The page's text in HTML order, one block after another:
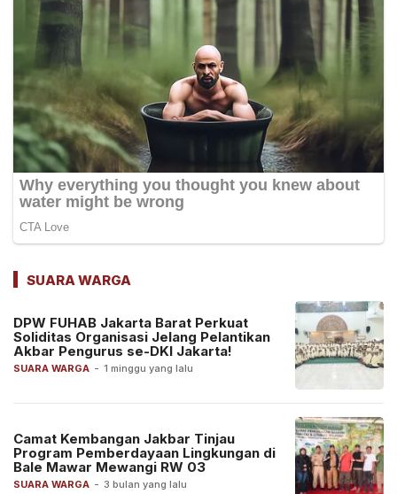
SUARA WARGA
SUARA WARGA - 1 minggu yang lalu
DPW FUHAB Jakarta Barat Perkuat
Soliditas Organisasi Jelang Pelantikan
Akbar Pengurus se-DKI Jakarta!
SUARA WARGA - 3 bulan yang lalu
Camat Kembangan Jakbar Tinjau
Program Pemberdayaan Lingkungan di
Bale Mawar Mewangi RW 03